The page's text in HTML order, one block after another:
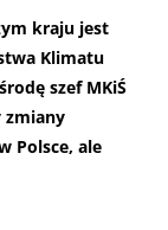
kraju jest
Klimatu
szef MKiŚ
zmiany
Polsce, ale